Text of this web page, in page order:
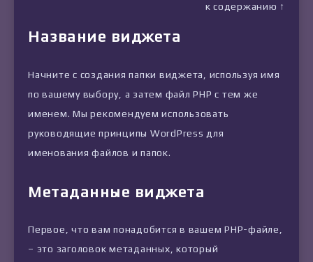
к содержанию ↑
Название виджета
Начните с создания папки виджета, используя имя
по вашему выбору, а затем файл PHP с тем же
именем. Мы рекомендуем использовать
руководящие принципы WordPress для
именования файлов и папок.
Метаданные виджета
Первое, что вам понадобится в вашем PHP-файле,
– это заголовок метаданных, который